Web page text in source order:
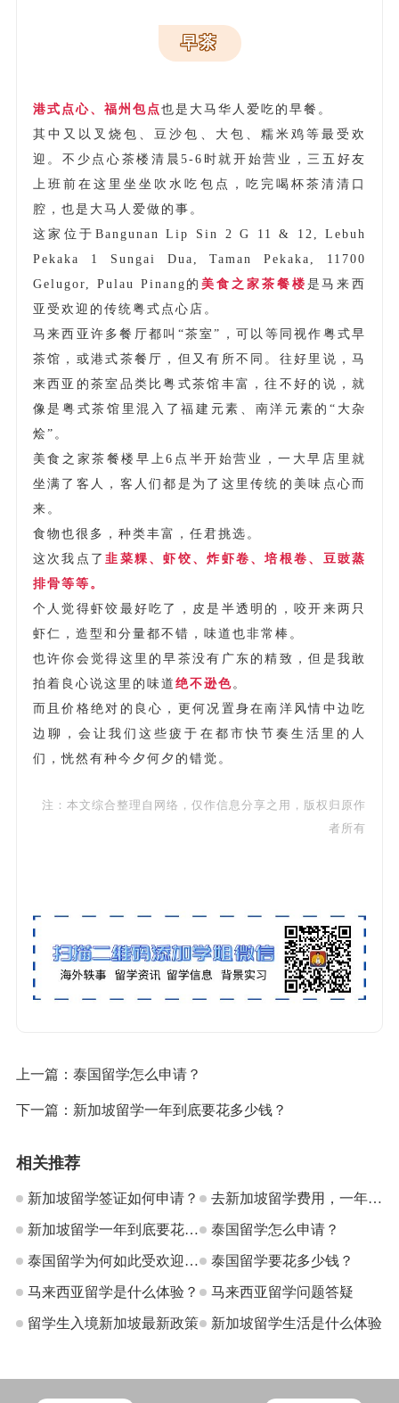
早茶
港式点心、福州包点也是大马华人爱吃的早餐。
其中又以叉烧包、豆沙包、大包、糯米鸡等最受欢
迎。不少点心茶楼清晨5-6时就开始营业，三五好友
上班前在这里坐坐吹水吃包点，吃完喝杯茶清清口
腔，也是大马人爱做的事。
这家位于Bangunan Lip Sin 2 G 11 & 12, Lebuh
Pekaka 1 Sungai Dua, Taman Pekaka, 11700
Gelugor, Pulau Pinang的美食之家茶餐楼 是马来西
亚受欢迎的传统粤式点心店。
马来西亚许多餐厅都叫“茶室”，可以等同视作粤式早
茶馆，或港式茶餐厅，但又有所不同。 往好里说，马
来西亚的茶室品类比粤式茶馆丰富，往不好的说，就
像是粤式茶馆里混入了福建元素、南洋元素的“大杂
烩”。
美食之家茶餐楼早上6点半开始营业，一大早店里就
坐满了客人，客人们都是为了这里传统的美味点心而
来。
食物也很多，种类丰富，任君挑选。
这次我点了韭菜粿、虾饺、炸虾卷、培根卷、豆豉蒸
排骨等等。
个人觉得虾饺最好吃了，皮是半透明的，咬开来两只
虾仁，造型和分量都不错，味道也非常棒。
也许你会觉得这里的早茶没有广东的精致，但是我敢
拍着良心说这里的味道 绝不逊色。
而且价格绝对的良心，更何况置身在南洋风情中边吃
边聊，会让我们这些疲于在都市快节奏生活里的人
们，恍然有种今夕何夕的错觉。
注：本文综合整理自网络，仅作信息分享之用，版权归原作
者所有
上一篇： 泰国留学怎么申请？
下一篇： 新加坡留学一年到底要花多少钱？
相关推荐
新加坡留学签证如何申请？ 去新加坡留学费用，一年大
概多少
新加坡留学一年到底要花多
少钱？
泰国留学怎么申请？
泰国留学为何如此受欢迎？
泰国VS马来西亚
泰国留学要花多少钱？
马来西亚留学是什么体验？ 马来西亚留学问题答疑
留学生入境新加坡最新政策 新加坡留学生活是什么体验